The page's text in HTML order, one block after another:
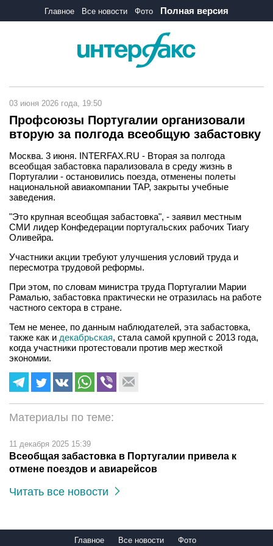
Главное Все новости Фото Полная версия
03 июня 2026 года, 19:50
Профсоюзы Португалии организовали
вторую за полгода всеобщую забастовку
Москва. 3 июня. INTERFAX.RU - Вторая за полгода
всеобщая забастовка парализовала в среду жизнь в
Португалии - остановились поезда, отменены полеты
национальной авиакомпании TAP, закрыты учебные
заведения.
"Это крупная всеобщая забастовка", - заявил местным
СМИ лидер Конфедерации португальских рабочих Тиагу
Оливейра.
Участники акции требуют улучшения условий труда и
пересмотра трудовой реформы.
При этом, по словам министра труда Португалии Марии
Рамалью, забастовка практически не отразилась на работе
частного сектора в стране.
Тем не менее, по данным наблюдателей, эта забастовка,
также как и декабрьская, стала самой крупной с 2013 года,
когда участники протестовали против мер жесткой
экономии.
Материалы по теме:
11 декабря 2025 15:39
Всеобщая забастовка в Португалии привела к
отмене поездов и авиарейсов
Читать все новости
Главное Все новости Фото